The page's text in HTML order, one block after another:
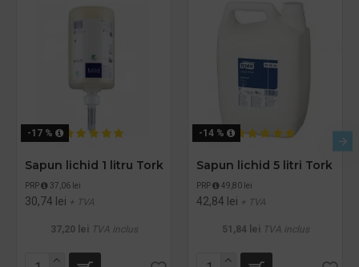
-17 %
Sapun lichid 1 litru Tork
PRP 37,06 lei
30,74 lei + TVA
37,20 lei TVA inclus
-14 %
Sapun lichid 5 litri Tork
PRP 49,80 lei
42,84 lei + TVA
51,84 lei TVA inclus